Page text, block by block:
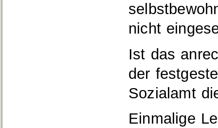
nicht
Ist das
der
Sozialamt
Einmalige